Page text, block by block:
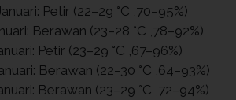
Petir (22–29 °C ,70–95%)
Berawan (23–28 °C ,78–92%)
Petir (23–29 °C ,67–96%)
Berawan (22–30 °C ,64–93%)
Berawan (23–29 °C ,72–94%)